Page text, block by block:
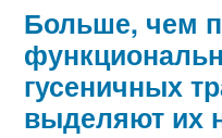
Больше, чем
гусеничных
выделяют их